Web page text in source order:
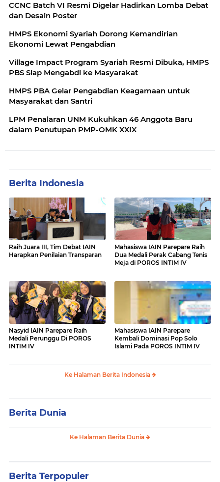
CCNC Batch VI Resmi Digelar Hadirkan Lomba Debat
dan Desain Poster
HMPS Ekonomi Syariah Dorong Kemandirian
Ekonomi Lewat Pengabdian
Village Impact Program Syariah Resmi Dibuka, HMPS
PBS Siap Mengabdi ke Masyarakat
HMPS PBA Gelar Pengabdian Keagamaan untuk
Masyarakat dan Santri
LPM Penalaran UNM Kukuhkan 46 Anggota Baru
dalam Penutupan PMP-OMK XXIX
Berita Indonesia
Raih Juara III, Tim Debat IAIN
Harapkan Penilaian Transparan
Mahasiswa IAIN Parepare Raih
Dua Medali Perak Cabang Tenis
Meja di POROS INTIM IV
Nasyid IAIN Parepare Raih
Medali Perunggu Di POROS
INTIM IV
Mahasiswa IAIN Parepare
Kembali Dominasi Pop Solo
Islami Pada POROS INTIM IV
Ke Halaman Berita Indonesia
Berita Dunia
Ke Halaman Berita Dunia
Berita Terpopuler